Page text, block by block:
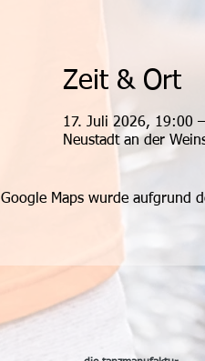
Zeit & Ort
17. Juli 2026, 19:00
Neustadt an der
Google Maps wurde aufgrund